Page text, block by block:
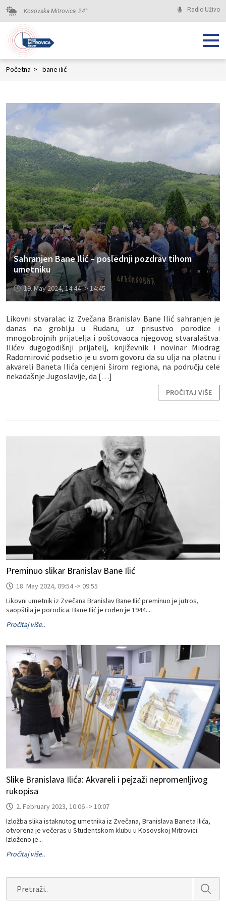
Kosovska Mitrovica, 24° Radio Uživo
Početna > bane ilić
Sahranjen Bane Ilić – poslednji pozdrav tihom
umetniku
19. May 2024, 14:44 -> 14:45
Likovni stvaralac iz Zvečana Branislav Bane Ilić sahranjen je
danas na groblju u Rudaru, uz prisustvo porodice i
mnogobrojnih prijatelja i poštovaoca njegovog stvaralaštva.
Ilićev dugogodišnji prijatelj, književnik i novinar Miodrag
Radomirović podsetio je u svom govoru da su ulja na platnu i
akvareli Baneta Ilića cenjeni širom regiona, na području cele
nekadašnje Jugoslavije, da […]
PROČITAJ VIŠE
Preminuo slikar Branislav Bane Ilić
18. May 2024, 09:54 -> 09:55
Likovni umetnik iz Zvečana Branislav Bane Ilić preminuo je jutros,
saopštila je porodica. Bane Ilić je rođen je 1944....
Pročitaj više..
Slike Branislava Ilića: Akvareli i pejzaži nepromenljivog
rukopisa
2. February 2023, 10:06 -> 10:07
Izložba slika istaknutog umetnika iz Zvečana, Branislava Baneta Ilića,
otvorena je večeras u Studentskom klubu u Kosovskoj Mitrovici.
Izloženo je...
Pročitaj više..